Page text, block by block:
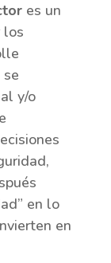
es un
los
y/o
en lo
en